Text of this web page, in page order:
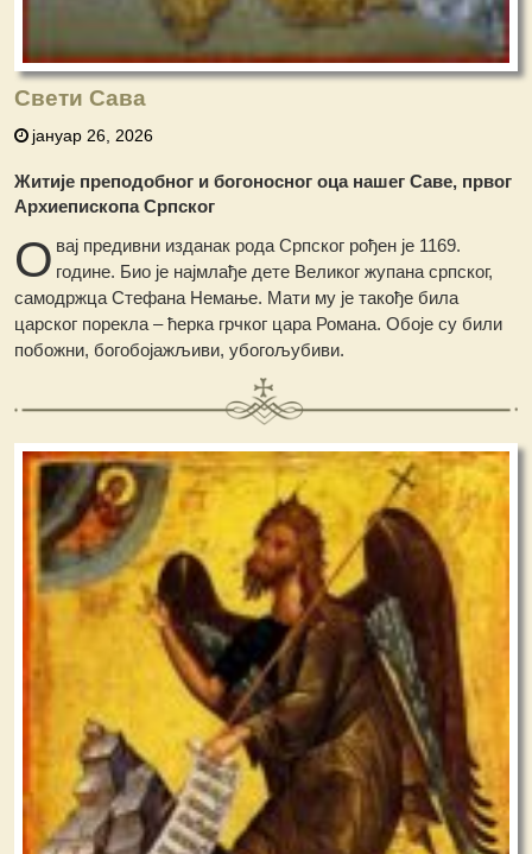
Свети Сава
јануар 26, 2026
Житије преподобног и богоносног оца нашег Саве, првог
Архиепископа Српског
О вај предивни изданак рода Српског рођен је 1169.
године. Био је најмлађе дете Великог жупана српског,
самодржца Стефана Немање. Мати му је такође била
царског порекла – ћерка грчког цара Романа. Обоје су били
побожни, богобојажљиви, убогољубиви.